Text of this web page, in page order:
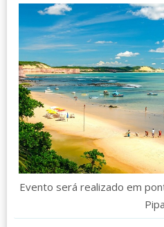
Evento será realizado em
Pipa